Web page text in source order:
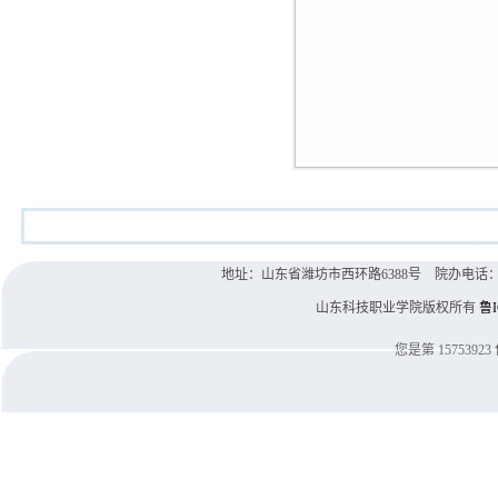
地址：山东省潍坊市西环路6388号 院办电话
山东科技职业学院版权所有 鲁
您是第 15753923